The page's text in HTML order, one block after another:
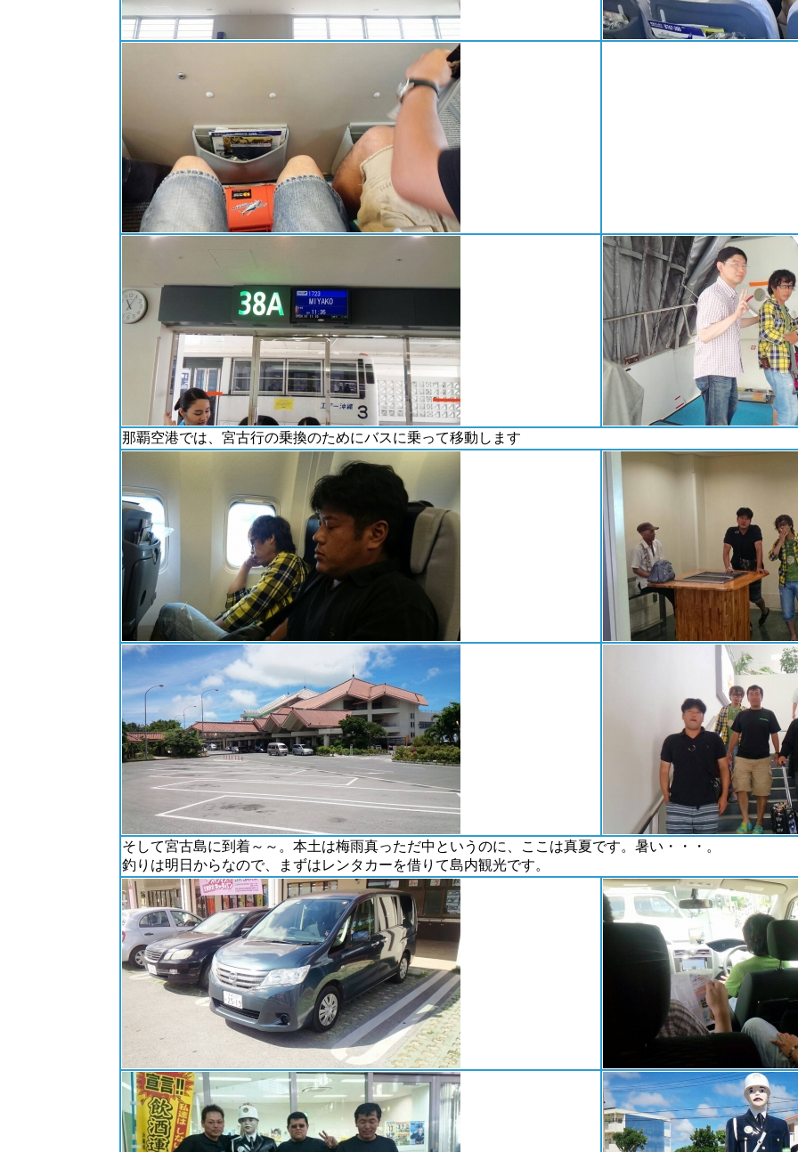
那覇空港では、宮古行の乗換のためにバスに乗って移動します
そして宮古島に到着～～。本土は梅雨真っただ中というのに、ここは真夏です。暑い・・・。
釣りは明日からなので、まずはレンタカーを借りて島内観光です。